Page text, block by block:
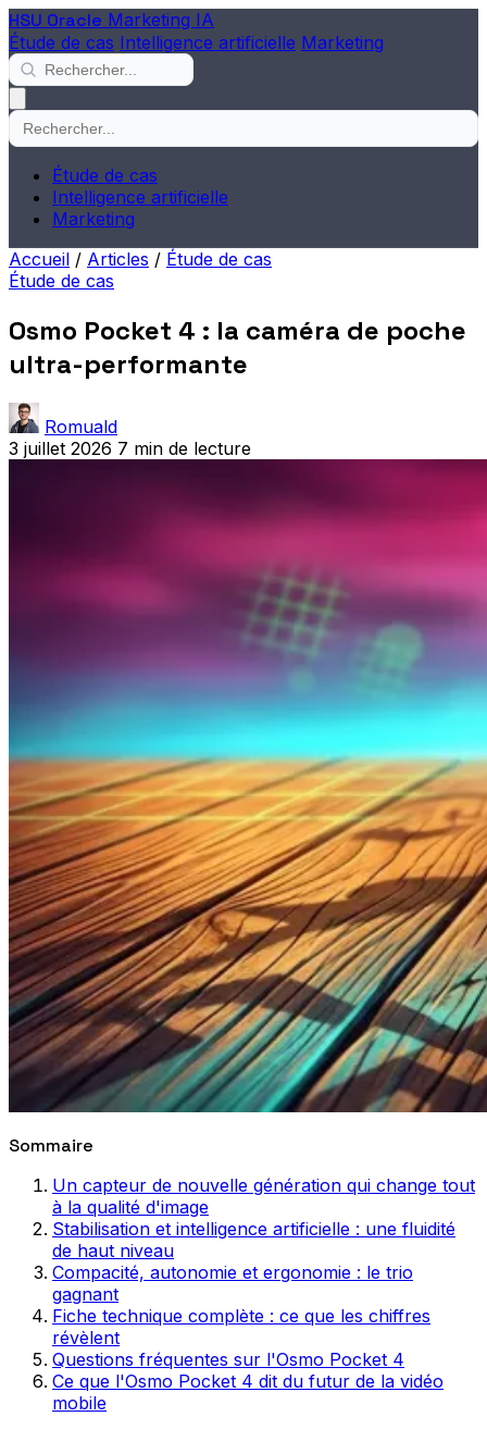
HSU Oracle Marketing IA
Étude de cas Intelligence artificielle Marketing
Étude de cas
Intelligence artificielle
Marketing
Accueil / Articles / Étude de cas
Étude de cas
Osmo Pocket 4 : la caméra de poche
ultra-performante
Romuald
3 juillet 2026 7 min de lecture
Sommaire
Un capteur de nouvelle génération qui change tout
à la qualité d'image
Stabilisation et intelligence artificielle : une fluidité
de haut niveau
Compacité, autonomie et ergonomie : le trio
gagnant
Fiche technique complète : ce que les chiffres
révèlent
Questions fréquentes sur l'Osmo Pocket 4
Ce que l'Osmo Pocket 4 dit du futur de la vidéo
mobile